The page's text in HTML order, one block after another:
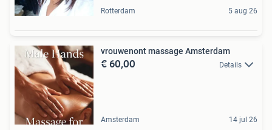
Rotterdam 5 aug 26
vrouwenont massage Amsterdam
€ 60,00 Details
Amsterdam 14 jul 26